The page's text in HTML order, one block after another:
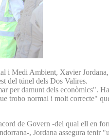
Medi Ambient, Xavier
del túnel dels Dos Valires.
per damunt dels econòmics".
trobo normal i molt correcte"
de Govern -del qual ell en
, Jordana assegura